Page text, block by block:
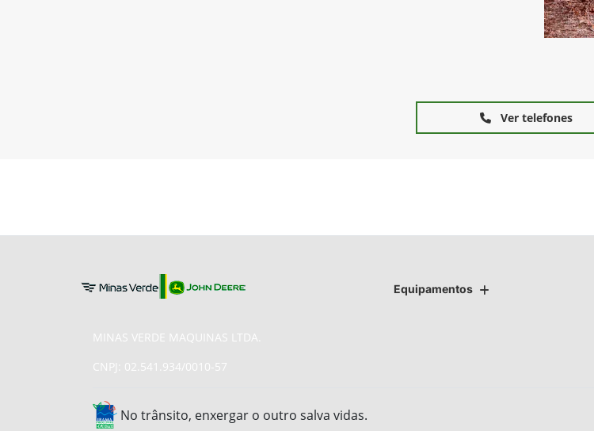
Ver telefones
Equipamentos
MINAS VERDE MAQUINAS LTDA.
CNPJ: 02.541.934/0010-57
No trânsito, enxergar o outro salva vidas.